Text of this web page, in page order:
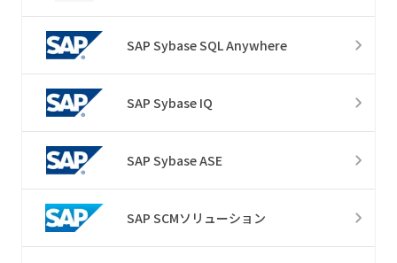
SAP Sybase SQL Anywhere
SAP Sybase IQ
SAP Sybase ASE
SAP SCMソリューション